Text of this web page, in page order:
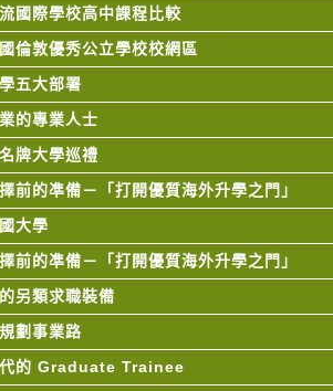
國際學校高中課程比較
倫敦優秀公立學校校網區
五大部署
的專業人士
牌大學巡禮
前的凖備－「打開優質海外升學之門」
大學
前的凖備－「打開優質海外升學之門」
另類求職裝備
劃事業路
的 Graduate Trainee